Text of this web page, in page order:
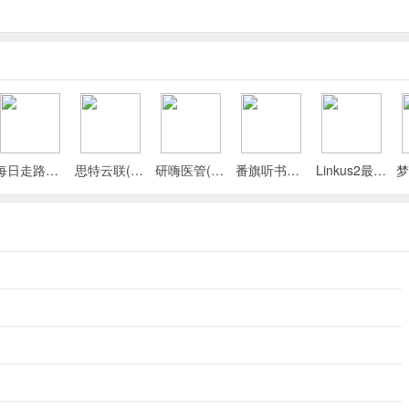
每日走路计步(运动健康记录) 思特云联(视频监控应用) 研嗨医管(医院管理平台) 番旗听书免费畅听(听书软件) Linkus2最新手机版